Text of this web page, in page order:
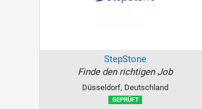
StepStone
Finde den richtigen Job
Düsseldorf, Deutschland